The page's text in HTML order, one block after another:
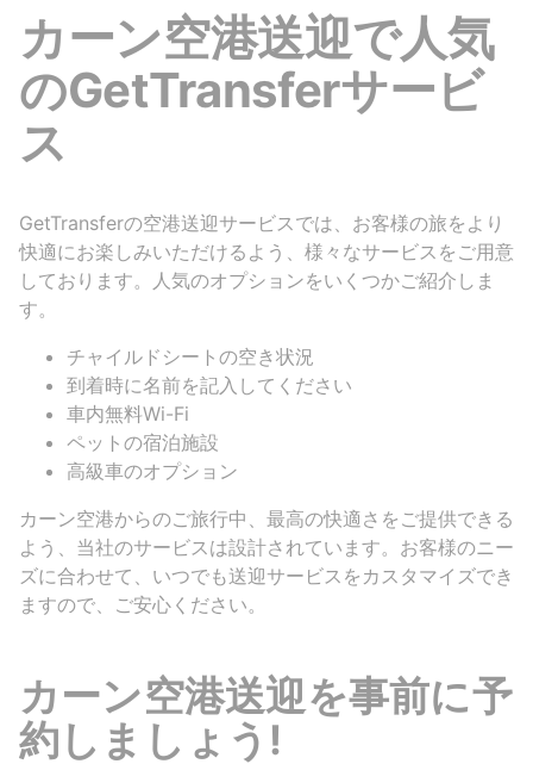
カーン空港送迎で人気
のGetTransferサービ
ス
GetTransferの空港送迎サービスでは、お客様の旅をより
快適にお楽しみいただけるよう、様々なサービスをご用意
しております。人気のオプションをいくつかご紹介しま
す。
チャイルドシートの空き状況
到着時に名前を記入してください
車内無料Wi-Fi
ペットの宿泊施設
高級車のオプション
カーン空港からのご旅行中、最高の快適さをご提供できる
よう、当社のサービスは設計されています。お客様のニー
ズに合わせて、いつでも送迎サービスをカスタマイズでき
ますので、ご安心ください。
カーン空港送迎を事前に予
約しましょう!